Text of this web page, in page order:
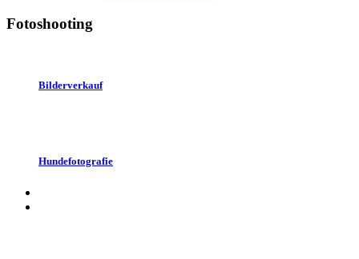
Fotoshooting
Bilderverkauf
Hundefotografie